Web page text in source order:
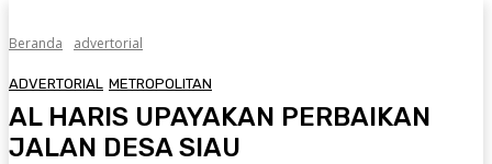
Beranda advertorial
ADVERTORIAL METROPOLITAN
AL HARIS UPAYAKAN PERBAIKAN
JALAN DESA SIAU